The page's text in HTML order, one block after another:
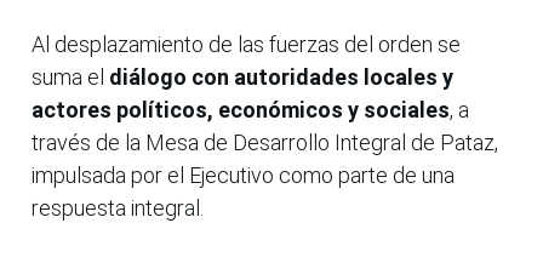
Al desplazamiento de las fuerzas del orden se
suma el diálogo con autoridades locales y
actores políticos, económicos y sociales, a
través de la Mesa de Desarrollo Integral de Pataz,
impulsada por el Ejecutivo como parte de una
respuesta integral.